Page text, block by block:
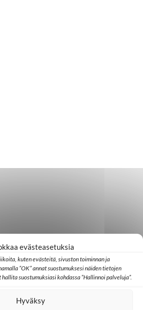
evästeasetuksia
kuten evästeitä, sivuston toiminnan ja
”OK” annat suostumuksesi näiden tietojen
suostumuksiasi kohdassa ”Hallinnoi palveluja”.
Hyväksy